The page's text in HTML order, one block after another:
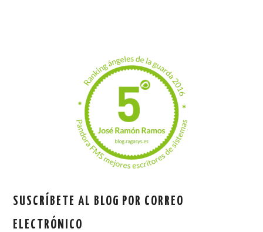
SUSCRÍBETE AL BLOG POR CORREO
ELECTRÓNICO